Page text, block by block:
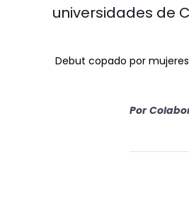
universidades de
Debut copado por mujeres
Por